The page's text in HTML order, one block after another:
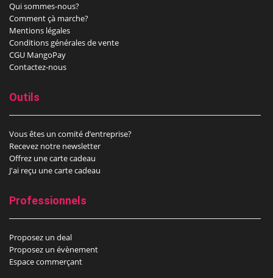
Qui sommes-nous?
Comment çà marche?
Mentions légales
Conditions générales de vente
CGU MangoPay
Contactez-nous
Outils
Vous êtes un comité d’entreprise?
Recevez notre newsletter
Offrez une carte cadeau
J'ai reçu une carte cadeau
Professionnels
Proposez un deal
Proposez un évènement
Espace commerçant